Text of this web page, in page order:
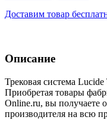
Доставим товар
Описание
Трековая система
Приобретая товары
Online.ru, вы получаете
производителя на всю